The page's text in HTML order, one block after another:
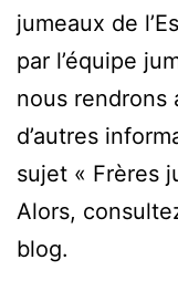
jumeaux de
par l’équipe
nous rendrons
d’autres
sujet « Frères
Alors,
blog.